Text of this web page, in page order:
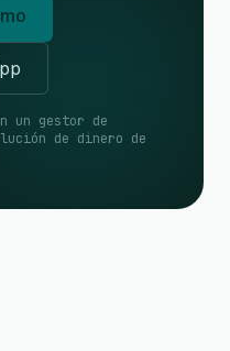
un gestor de
de dinero de